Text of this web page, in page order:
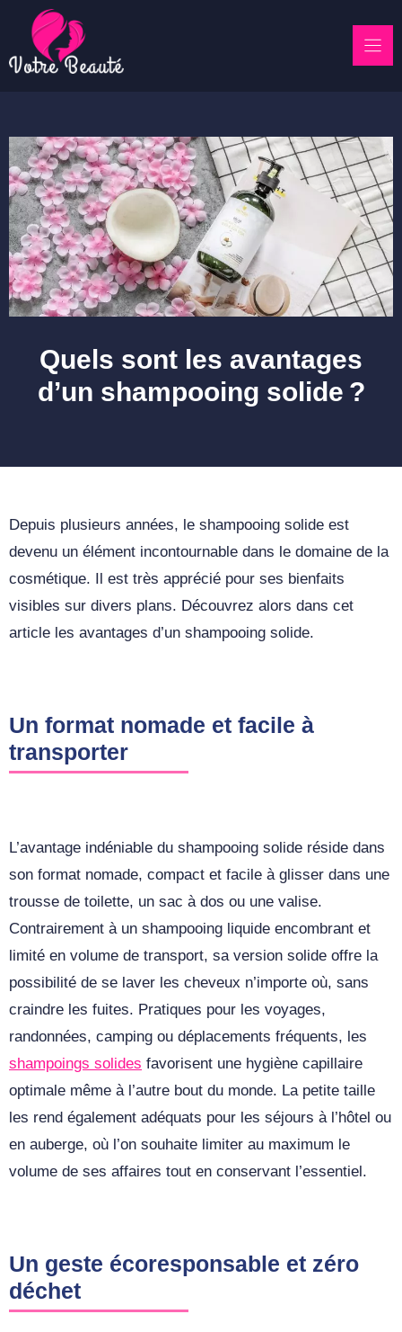
content
Quels sont les avantages
d’un shampooing solide ?
Depuis plusieurs années, le shampooing solide est
devenu un élément incontournable dans le domaine de la
cosmétique. Il est très apprécié pour ses bienfaits
visibles sur divers plans. Découvrez alors dans cet
article les avantages d’un shampooing solide.
Un format nomade et facile à
transporter
L’avantage indéniable du shampooing solide réside dans
son format nomade, compact et facile à glisser dans une
trousse de toilette, un sac à dos ou une valise.
Contrairement à un shampooing liquide encombrant et
limité en volume de transport, sa version solide offre la
possibilité de se laver les cheveux n’importe où, sans
craindre les fuites. Pratiques pour les voyages,
randonnées, camping ou déplacements fréquents, les
shampoings solides favorisent une hygiène capillaire
optimale même à l’autre bout du monde. La petite taille
les rend également adéquats pour les séjours à l’hôtel ou
en auberge, où l’on souhaite limiter au maximum le
volume de ses affaires tout en conservant l’essentiel.
Un geste écoresponsable et zéro
déchet